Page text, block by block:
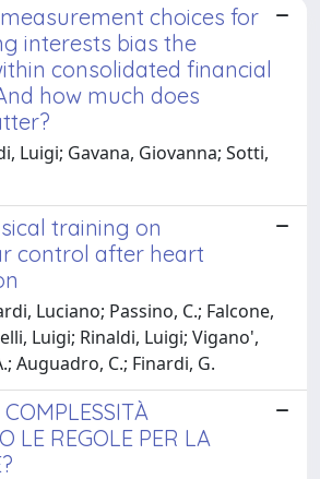
measurement choices for
interests bias the
consolidated financial
how much does
Luigi; Gavana, Giovanna; Sotti,
training on
control after heart
Luciano; Passino, C.; Falcone,
Luigi; Rinaldi, Luigi; Vigano',
Auguadro, C.; Finardi, G.
COMPLESSITÀ
LE REGOLE PER LA